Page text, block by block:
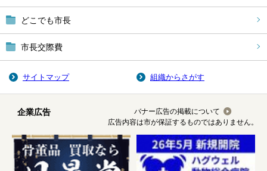
どこでも市長
市長交際費
サイトマップ 組織からさがす
企業広告
バナー広告の掲載について
広告内容は市が保証するものではありません。